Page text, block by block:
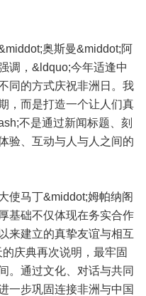
奥斯曼&middot;阿
调，&ldquo;今年适逢中
同的方式庆祝非洲日。我
，而是打造一个让人们真
不是通过新闻标题、刻
验、互动与人与人之间的
使马丁&middot;姆帕纳阁
基础不仅体现在务实合作
来建立的真挚友谊与相互
庆典再次说明，最牢固
。通过文化、对话与共同
一步巩固连接非洲与中国